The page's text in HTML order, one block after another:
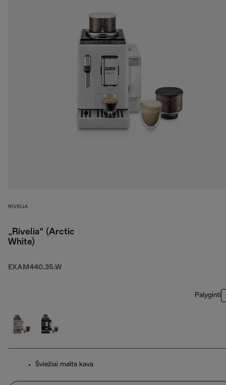
RIVELIA
„Rivelia“ (Arctic
White)
EXAM440.35.W
Palyginti
Šviežiai malta kava